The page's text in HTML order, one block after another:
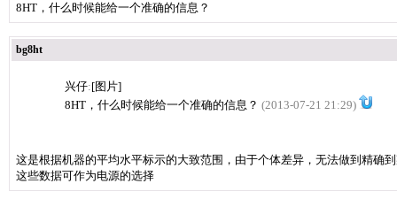
8HT，什么时候能给一个准确的信息？
bg8ht
兴仔:[图片]
8HT，什么时候能给一个准确的信息？ (2013-07-21 21:29)
这是根据机器的平均水平标示的大致范围，由于个体差异，无法做到精确
这些数据可作为电源的选择